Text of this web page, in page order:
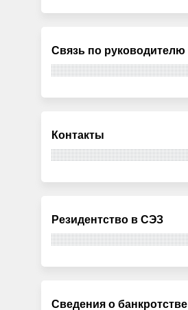
Связь по руководителю
Контакты
Резидентство в СЭЗ
Сведения о банкротстве